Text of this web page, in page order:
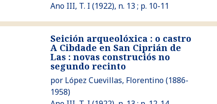
Ano III, T. I (1922), n. 13 ; p. 10-11
Ver Seición arqueolóxica : o castro A Cibdade en San
Seición arqueolóxica : o castro
A Cibdade en San Ciprián de
Las : novas construciós no
segundo recinto
por López Cuevillas, Florentino(1886-
1958)